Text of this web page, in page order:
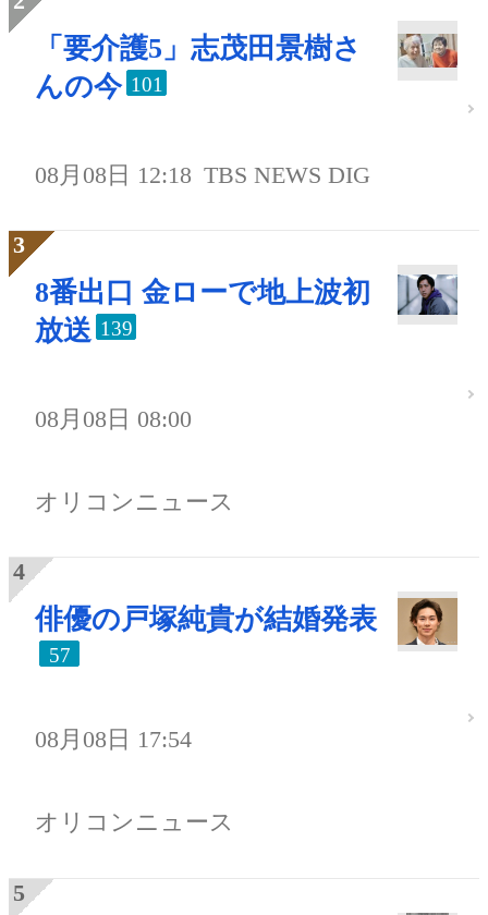
「要介護5」志茂田景樹さ
んの今 101
08月08日 12:18 TBS NEWS DIG
8番出口 金ローで地上波初
放送 139
08月08日 08:00
オリコンニュース
俳優の戸塚純貴が結婚発表
57
08月08日 17:54
オリコンニュース